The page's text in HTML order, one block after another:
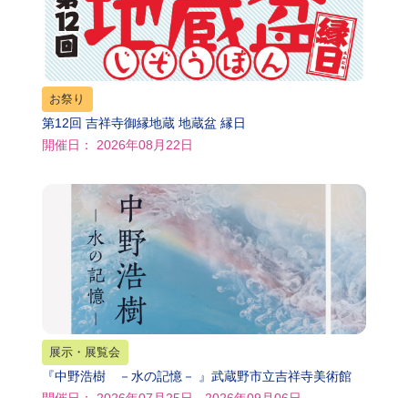
お祭り
第12回 吉祥寺御縁地蔵 地蔵盆 縁日
開催日： 2026年08月22日
展示・展覧会
『中野浩樹 －水の記憶－ 』武蔵野市立吉祥寺美術館